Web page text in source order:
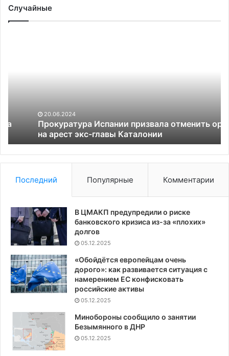
Случайные
главы
Каталонии
20.06.2024
Прокуратура Испании призвала отменить ордер
на арест экс-главы Каталонии
Последний Популярные Комментарии
В ЦМАКП предупредили о риске
банковского кризиса из-за «плохих»
долгов
05.12.2025
«Обойдётся европейцам очень
дорого»: как развивается ситуация с
намерением ЕС конфисковать
российские активы
05.12.2025
Минобороны сообщило о занятии
Безымянного в ДНР
05.12.2025